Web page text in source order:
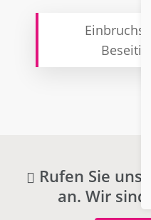
Rufen Sie
an. Wir